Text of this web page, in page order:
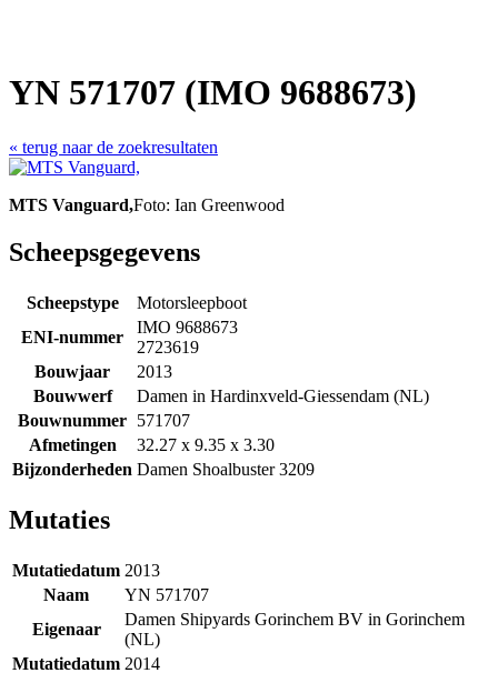
YN 571707 (IMO 9688673)
« terug naar de zoekresultaten
MTS Vanguard,Foto: Ian Greenwood
Scheepsgegevens
Scheepstype
Motorsleepboot
ENI-nummer
IMO 9688673
2723619
Bouwjaar
2013
Bouwwerf
Damen in Hardinxveld-Giessendam (NL)
Bouwnummer 571707
Afmetingen
32.27 x 9.35 x 3.30
Bijzonderheden Damen Shoalbuster 3209
Mutaties
Mutatiedatum 2013
Naam
YN 571707
Eigenaar
Damen Shipyards Gorinchem BV in Gorinchem
(NL)
Mutatiedatum 2014